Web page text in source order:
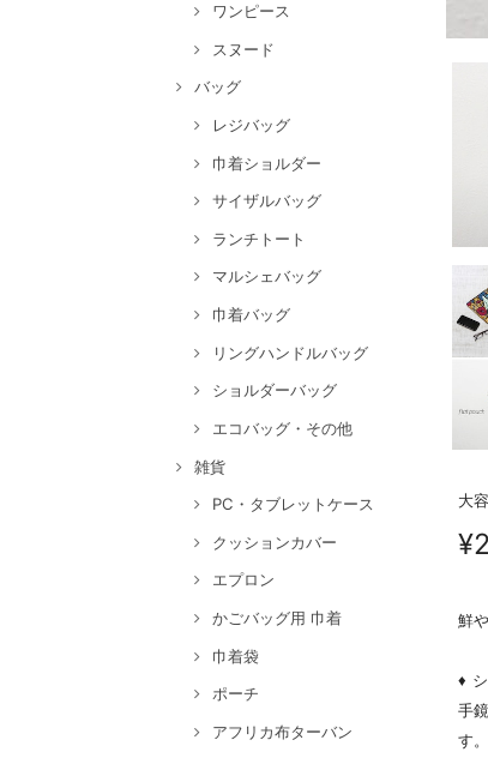
ワンピース
スヌード
バッグ
レジバッグ
巾着ショルダー
サイザルバッグ
ランチトート
マルシェバッグ
巾着バッグ
リングハンドルバッグ
ショルダーバッグ
エコバッグ・その他
雑貨
PC・タブレットケース
クッションカバー
エプロン
かごバッグ用 巾着
巾着袋
ポーチ
アフリカ布ターバン
大
鮮
♦
手
す